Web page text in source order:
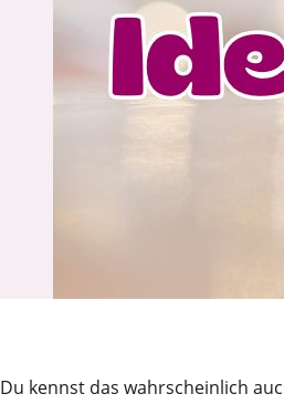
Du kennst das wahrscheinlich